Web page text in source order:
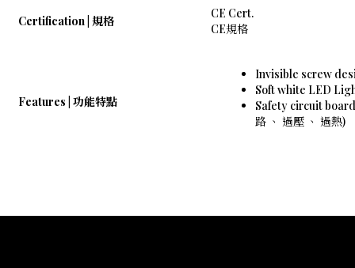
Certification | 規格
CE Cert.
CE規格
Features | 功能特點
Invisible screw
Soft white LED
Safety circuit
路 、 過壓 、 過熱)